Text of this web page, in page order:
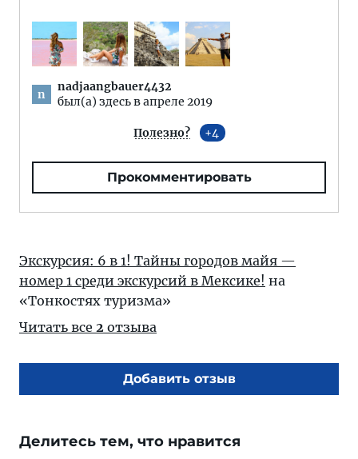
n
nadjaangbauer4432
был(а) здесь в апреле 2019
Полезно? 4
Прокомментировать
Экскурсия: 6 в 1! Тайны городов майя —
номер 1 среди экскурсий в Мексике! на
«Тонкостях туризма»
Читать все 2 отзыва
Добавить отзыв
Делитесь тем, что нравится